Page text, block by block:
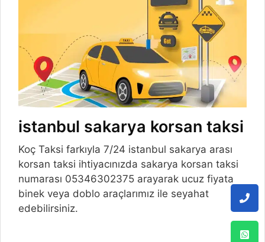
istanbul sakarya korsan taksi
Koç Taksi farkıyla 7/24 istanbul sakarya arası
korsan taksi ihtiyacınızda sakarya korsan taksi
numarası 05346302375 arayarak ucuz fiyata
binek veya doblo araçlarımız ile seyahat
edebilirsiniz.